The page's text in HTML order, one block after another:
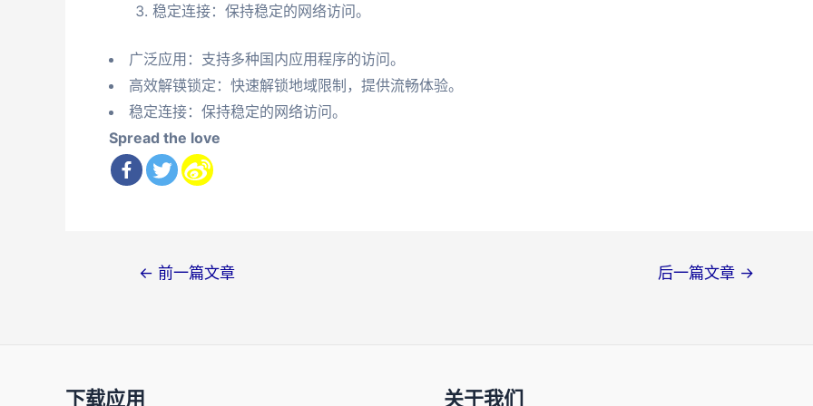
稳定连接：保持稳定的网络访问。
广泛应用：支持多种国内应用程序的访问。
高效解锳锁定：快速解锁地域限制，提供流畅体验。
稳定连接：保持稳定的网络访问。
Spread the love
← 前一篇文章 后一篇文章 →
下载应用 关于我们